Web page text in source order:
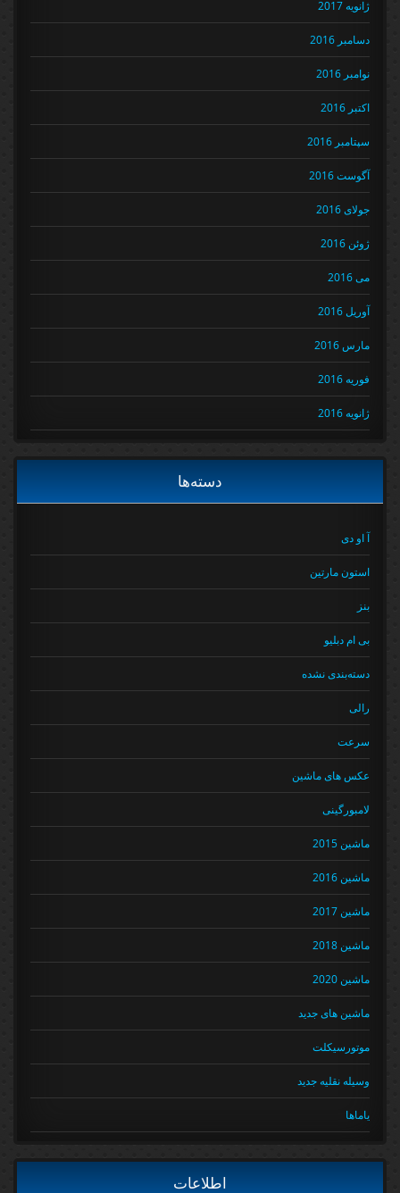
ژانویه 2017
دسامبر 2016
نوامبر 2016
اکتبر 2016
سپتامبر 2016
آگوست 2016
جولای 2016
ژوئن 2016
می 2016
آوریل 2016
مارس 2016
فوریه 2016
ژانویه 2016
دسته‌ها
آ او دی
استون مارتین
بی ام دبلیو
دسته‌بندی نشده
رالی
سرعت
عکس های ماشین
لامبورگینی
ماشین 2015
ماشین 2016
ماشین 2017
ماشین 2018
ماشین 2020
ماشین های جدید
موتورسیکلت
وسیله نقلیه جدید
یاماها
اطلاعات